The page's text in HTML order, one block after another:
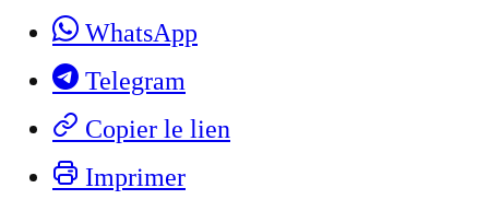
WhatsApp
Telegram
Copier le lien
Imprimer